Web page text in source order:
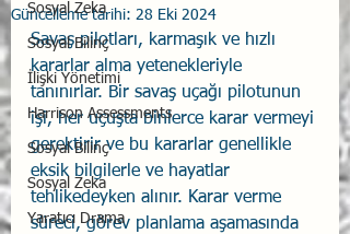
Sosyal Zeka
Sosyal Bilinç
İlişki Yönetimi
Harrison Assessments
Sosyal Bilinç
Sosyal Zeka
Yaratıcı Drama
Güncelleme tarihi: 28 Eki 2024
Savaş pilotları, karmaşık ve hızlı
kararlar alma yetenekleriyle
tanınırlar. Bir savaş uçağı pilotunun
işi, her uçuşta binlerce karar vermeyi
gerektirir ve bu kararlar genellikle
eksik bilgilerle ve hayatlar
tehlikedeyken alınır. Karar verme
süreci, görev planlama aşamasında